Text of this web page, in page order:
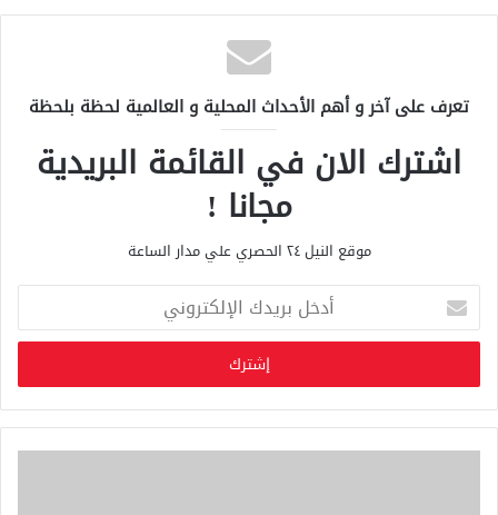
تعرف على آخر و أهم الأحداث المحلية و العالمية لحظة بلحظة
اشترك الان في القائمة البريدية
مجانا !
موقع النيل ٢٤ الحصري علي مدار الساعة
خ
ب
ر
ي